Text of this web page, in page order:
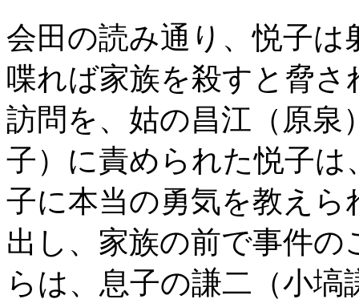
会田の読み通り、悦子は
喋れば家族を殺すと脅
訪問を、姑の昌江（原泉
子）に責められた悦子
子に本当の勇気を教え
出し、家族の前で事件
らは、息子の謙二（小